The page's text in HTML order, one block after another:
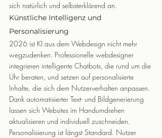
sich natürlich und selbsterklärend an.
Künstliche Intelligenz und
Personalisierung
2026 ist KI aus dem Webdesign nicht mehr
wegzudenken. Professionelle webdesigner
integrieren intelligente Chatbots, die rund um die
Uhr beraten, und setzen auf personalisierte
Inhalte, die sich dem Nutzerverhalten anpassen.
Dank automatisierter Text- und Bildgenerierung
lassen sich Websites im Handumdrehen
aktualisieren und individuell zuschneiden.
Personalisierung ist längst Standard. Nutzer